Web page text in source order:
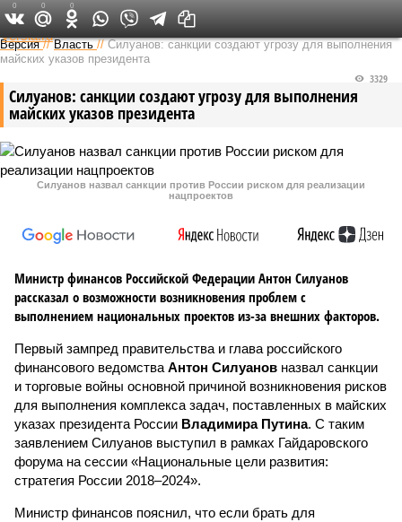
Федеральный выпуск
Версия //Власть //Силуанов: санкции создают угрозу для выполнения
майских указов президента
Силуанов: санкции создают угрозу для выполнения
майских указов президента
3329
Силуанов назвал санкции против России риском для реализации
нацпроектов
Министр финансов Российской Федерации Антон Силуанов
рассказал о возможности возникновения проблем с
выполнением национальных проектов из-за внешних факторов.
Первый зампред правительства и глава российского
финансового ведомства Антон Силуанов назвал санкции
и торговые войны основной причиной возникновения рисков
для выполнения комплекса задач, поставленных в майских
указах президента России Владимира Путина. С таким
заявлением Силуанов выступил в рамках Гайдаровского
форума на сессии «Национальные цели развития:
стратегия России 2018–2024».
Министр финансов пояснил, что если брать для
0 0 0